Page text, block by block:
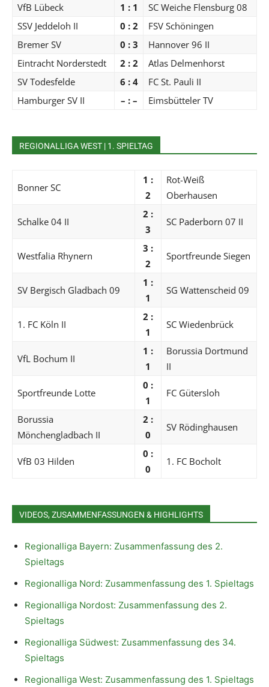
VfB Lübeck
1 : 1
SC Weiche Flensburg 08
SSV Jeddeloh II
0 : 2
FSV Schöningen
Bremer SV
0 : 3
Hannover 96 II
Eintracht Norderstedt
2 : 2
Atlas Delmenhorst
SV Todesfelde
6 : 4
FC St. Pauli II
Hamburger SV II
– : – Eimsbütteler TV
REGIONALLIGA WEST | 1. SPIELTAG
Bonner SC
1 :
2
Rot-Weiß
Oberhausen
Schalke 04 II
2 :
3
SC Paderborn 07 II
Westfalia Rhynern
3 :
2
Sportfreunde Siegen
SV Bergisch Gladbach 09
1 :
1
SG Wattenscheid 09
1. FC Köln II
2 :
1
SC Wiedenbrück
VfL Bochum II
1 :
1
Borussia Dortmund
II
Sportfreunde Lotte
0 :
1
FC Gütersloh
Borussia
Mönchengladbach II
2 :
0
SV Rödinghausen
VfB 03 Hilden
0 :
0
1. FC Bocholt
VIDEOS, ZUSAMMENFASSUNGEN & HIGHLIGHTS
Regionalliga Bayern: Zusammenfassung des 2.
Spieltags
Regionalliga Nord: Zusammenfassung des 1. Spieltags
Regionalliga Nordost: Zusammenfassung des 2.
Spieltags
Regionalliga Südwest: Zusammenfassung des 34.
Spieltags
Regionalliga West: Zusammenfassung des 1. Spieltags